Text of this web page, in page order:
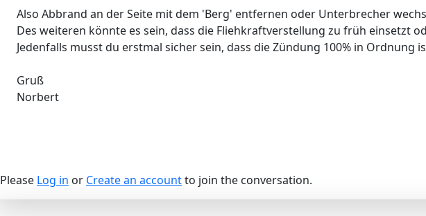
Also Abbrand an der Seite mit dem 'Berg' entfernen oder Unterbrecher
Des weiteren könnte es sein, dass die Fliehkraftverstellung zu früh einsetzt
Jedenfalls musst du erstmal sicher sein, dass die Zündung 100% in Ordnung
Gruß
Norbert
Please Log in or Create an accountto join the conversation.